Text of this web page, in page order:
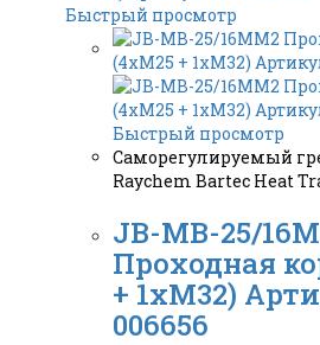
Быстрый просмотр
Быстрый просмотр
Саморегулируемый
Raychem Bartec Heat
JB-MB-25/
Проходная
+ 1xM32)
006656